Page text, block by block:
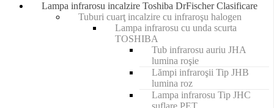
Lampa infrarosu incalzire Toshiba DrFischer Clasificare
Tuburi cuarţ incalzire cu infraroşu halogen
Lampa infrarosu cu unda scurta
TOSHIBA
Tub infrarosu auriu JHA
lumina roşie
Lămpi infraroşii Tip JHB
lumina roz
Lampa infrarosu Tip JHC